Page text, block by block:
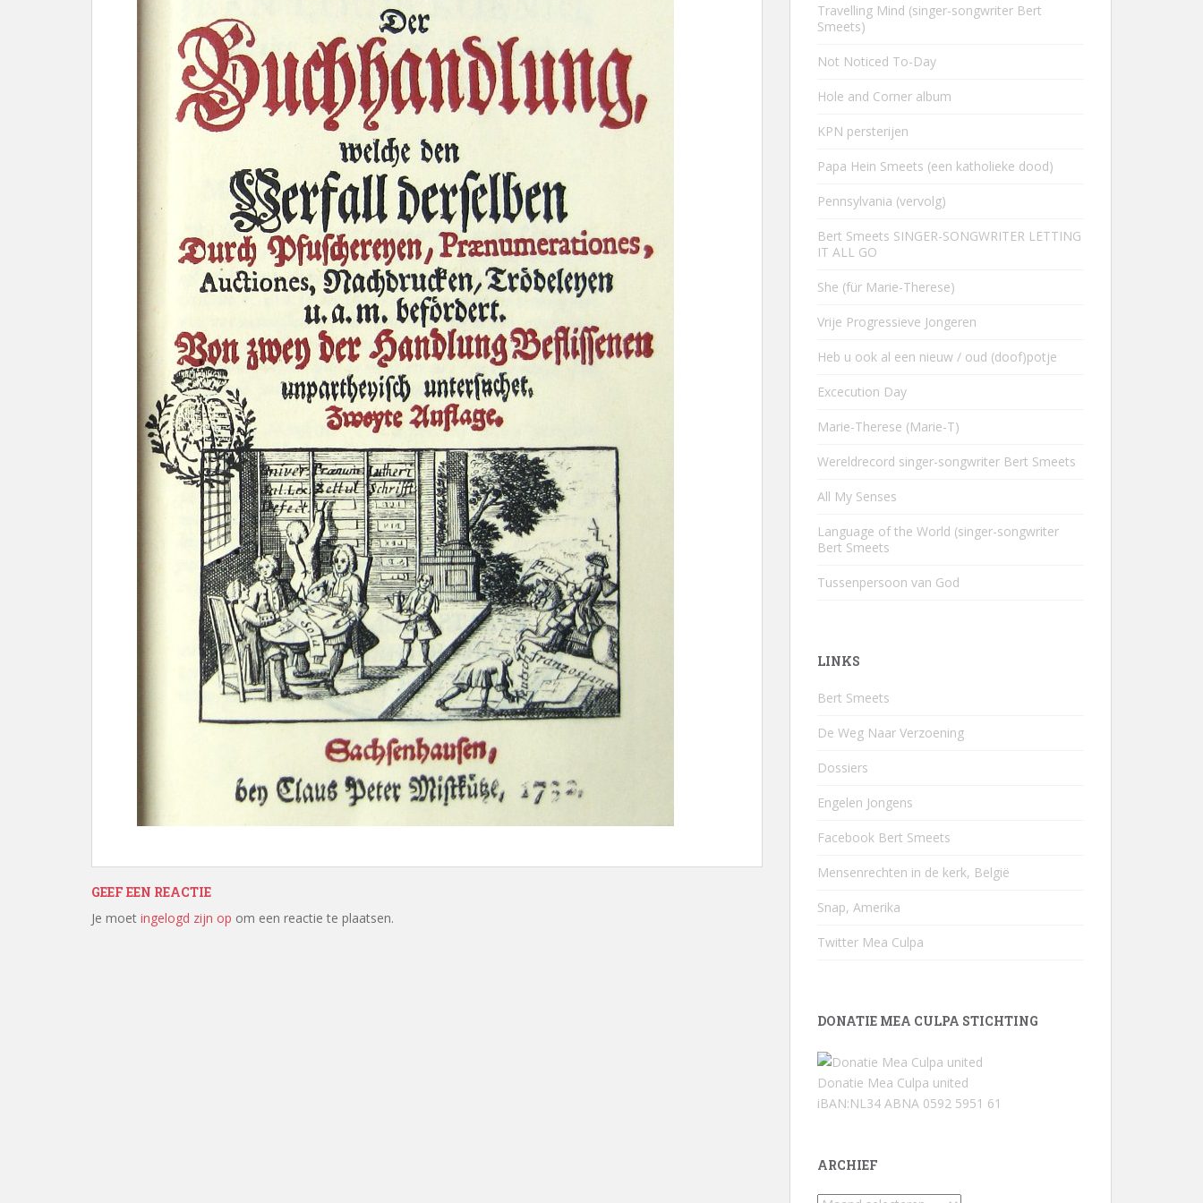
GEEF EEN REACTIE
Je moet ingelogd zijn op om een reactie te plaatsen.
Travelling Mind (singer-songwriter Bert
Smeets)
Not Noticed To-Day
Hole and Corner album
KPN persterijen
Papa Hein Smeets (een katholieke dood)
Pennsylvania (vervolg)
Bert Smeets SINGER-SONGWRITER LETTING
IT ALL GO
She (für Marie-Therese)
Vrije Progressieve Jongeren
Heb u ook al een nieuw / oud (doof)potje
Excecution Day
Marie-Therese (Marie-T)
Wereldrecord singer-songwriter Bert Smeets
All My Senses
Language of the World (singer-songwriter
Bert Smeets
Tussenpersoon van God
LINKS
Bert Smeets
De Weg Naar Verzoening
Dossiers
Engelen Jongens
Facebook Bert Smeets
Mensenrechten in de kerk, België
Snap, Amerika
Twitter Mea Culpa
DONATIE MEA CULPA STICHTING
Donatie Mea Culpa united
iBAN:NL34 ABNA 0592 5951 61
ARCHIEF